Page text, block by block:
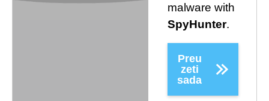
malware with
SpyHunter.
Preu
zeti
sada